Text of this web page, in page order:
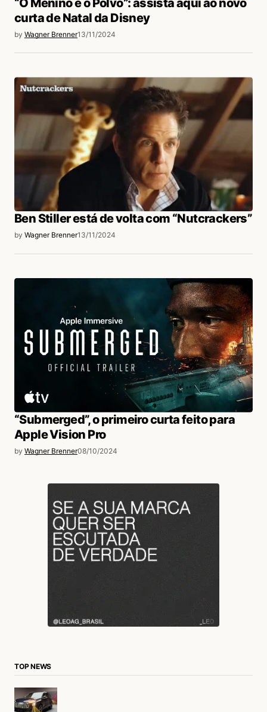
“O Menino e o Polvo”: assista aqui ao novo
curta de Natal da Disney
by Wagner Brenner13/11/2024
Ben Stiller está de volta com “Nutcrackers”
by Wagner Brenner13/11/2024
“Submerged”, o primeiro curta feito para
Apple Vision Pro
by Wagner Brenner08/10/2024
TOP NEWS